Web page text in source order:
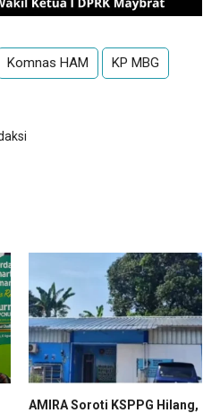
Komnas HAM KP MBG
AMIRA Soroti KSPPG Hilang,